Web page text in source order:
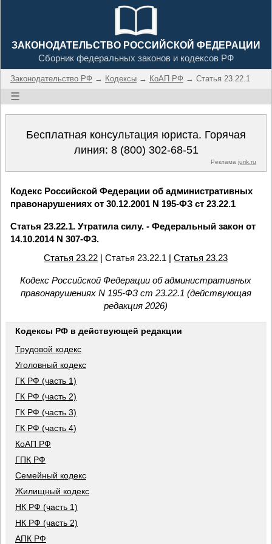
ЗАКОНОДАТЕЛЬСТВО РОССИЙСКОЙ ФЕДЕРАЦИИ
Сборник федеральных законов и кодексов РФ
Законодательство РФ → Кодексы → КоАП РФ → Статья 23.22.1
☰
Бесплатная консультация юриста. Горячая
линия: 8 (800) 302-68-51
Реклама jurik.ru
Кодекс Российской Федерации об административных
правонарушениях от 30.12.2001 N 195-ФЗ ст 23.22.1
Статья 23.22.1. Утратила силу. - Федеральный закон от
14.10.2014 N 307-ФЗ.
Статья 23.22 | Статья 23.22.1 |Статья 23.23
Кодекс Российской Федерации об административных
правонарушениях N 195-ФЗ ст 23.22.1 (действующая
редакция 2026)
Кодексы РФ в действующей редакции
Трудовой кодекс
Уголовный кодекс
ГК РФ (часть 1)
ГК РФ (часть 2)
ГК РФ (часть 3)
ГК РФ (часть 4)
КоАП РФ
ГПК РФ
Семейный кодекс
Жилищный кодекс
НК РФ (часть 1)
НК РФ (часть 2)
АПК РФ